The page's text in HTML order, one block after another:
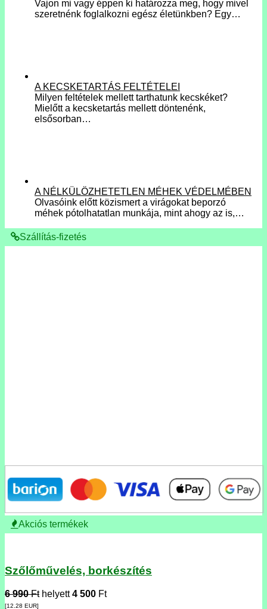
Vajon mi vagy éppen ki határozza meg, hogy mivel
szeretnénk foglalkozni egész életünkben? Egy…
A KECSKETARTÁS FELTÉTELEI
Milyen feltételek mellett tarthatunk kecskéket?
Mielőtt a kecsketartás mellett döntenénk,
elsősorban…
A NÉLKÜLÖZHETETLEN MÉHEK VÉDELMÉBEN
Olvasóink előtt közismert a virágokat beporzó
méhek pótolhatatlan munkája, mint ahogy az is,…
Szállítás-fizetés
Akciós termékek
Szőlőművelés, borkészítés
6 990 Fthelyett4 500 Ft
[12.28 EUR]